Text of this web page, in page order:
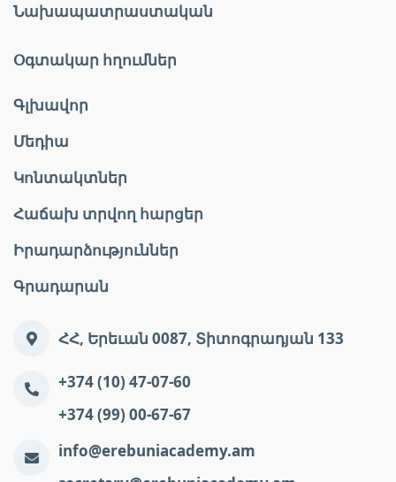
Նախապատրաստական
Օգտակար հղումներ
Գլխավոր
Մեդիա
Կոնտակտներ
Հաճախ տրվող հարցեր
Իրադարձություններ
Գրադարան
ՀՀ, Երեւան 0087, Տիտոգրադյան 133
+374 (10) 47-07-60
+374 (99) 00-67-67
info@erebuniacademy.am